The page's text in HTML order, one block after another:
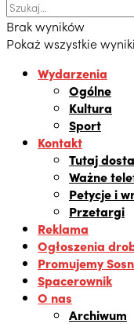
Brak wyników
Pokaż wszystkie wyniki
Wydarzenia
Ogólne
Kultura
Sport
Kontakt
Tutaj
Ważne
Petycje i
Przetargi
Reklama
Ogłoszenia
Promujemy
Spacerownik
O nas
Archiwum